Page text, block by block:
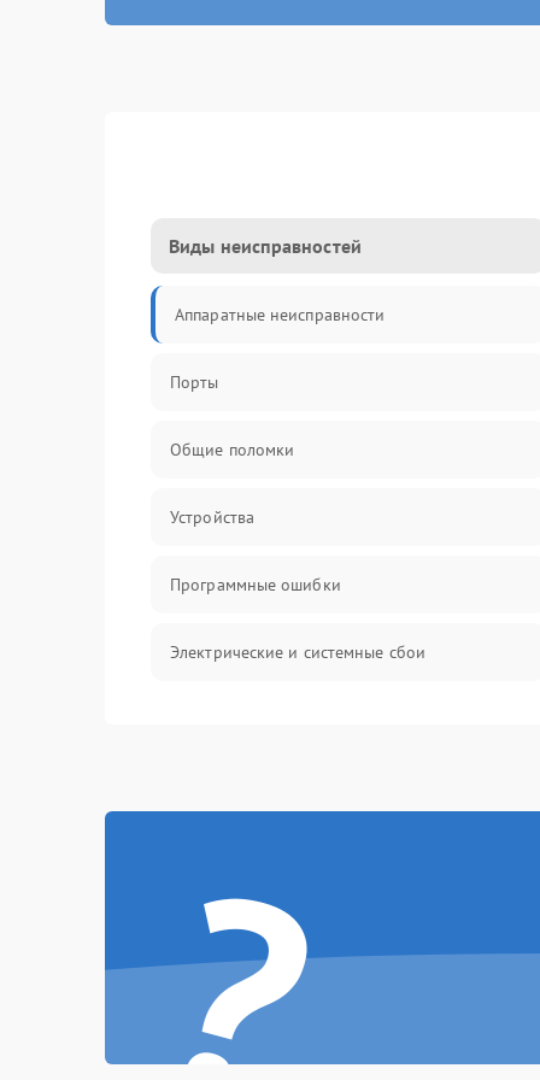
Виды неисправностей
Аппаратные неисправности
Порты
Общие поломки
Устройства
Программные ошибки
Электрические и системные сбои
Система охлаждения
?